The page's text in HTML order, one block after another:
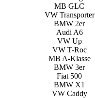
MB GLC
VW Transporter
BMW 2er
Audi A6
VW Up
VW T-Roc
MB A-Klasse
BMW 3er
Fiat 500
BMW X1
VW Caddy